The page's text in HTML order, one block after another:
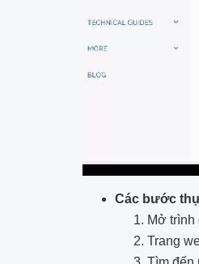
Các bước
Mở trình
Trang